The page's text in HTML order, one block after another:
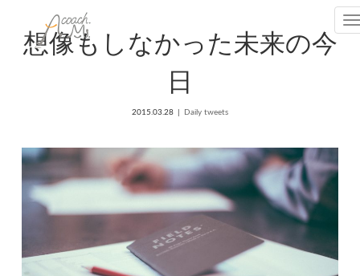
想像もしなかった未来の今
日
2015.03.28 Daily tweets